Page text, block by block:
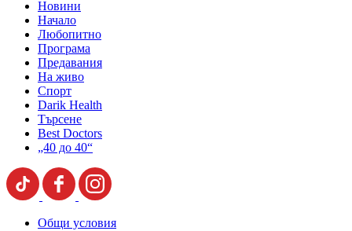
Новини
Начало
Любопитно
Програма
Предавания
На живо
Спорт
Darik Health
Търсене
Best Doctors
„40 до 40“
Общи условия